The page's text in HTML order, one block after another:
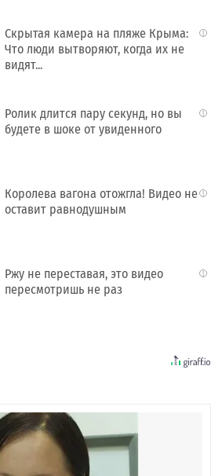
i
Скрытая камера на пляже Крыма:
Что люди вытворяют, когда их не
видят...
i
Ролик длится пару секунд, но вы
будете в шоке от увиденного
i
Королева вагона отожгла! Видео не
оставит равнодушным
i
Ржу не переставая, это видео
пересмотришь не раз